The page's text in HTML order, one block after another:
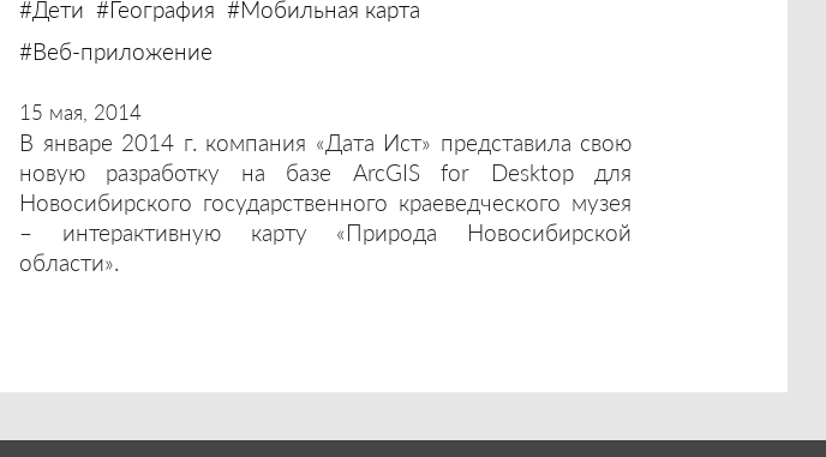
#Дети #География #Мобильная карта
#Веб-приложение
15 мая, 2014
В январе 2014 г. компания «Дата Ист» представила свою
новую разработку на базе ArcGIS for Desktop для
Новосибирского государственного краеведческого музея
– интерактивную карту «Природа Новосибирской
области».